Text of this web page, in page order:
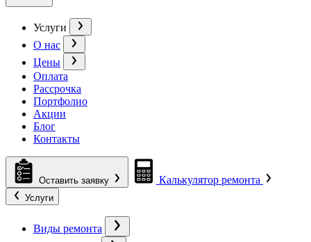
Услуги
О нас
Цены
Оплата
Рассрочка
Портфолио
Акции
Блог
Контакты
Оставить заявку Калькулятор ремонта
Услуги
Виды ремонта